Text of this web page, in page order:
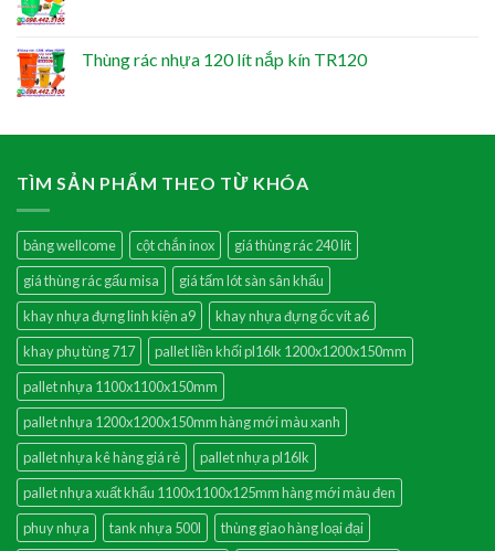
Thùng rác nhựa 120 lít nắp kín TR120
TÌM SẢN PHẨM THEO TỪ KHÓA
bảng wellcome cột chắn inox
giá thùng rác 240 lít
giá thùng rác gấu misa
giá tấm lót sàn sân khấu
khay nhựa đựng linh kiện a9
khay nhựa đựng ốc vít a6
khay phụ tùng 717
pallet liền khối pl16lk 1200x1200x150mm
pallet nhựa 1100x1100x150mm
pallet nhựa 1200x1200x150mm hàng mới màu xanh
pallet nhựa kê hàng giá rẻ
pallet nhựa pl16lk
pallet nhựa xuất khẩu 1100x1100x125mm hàng mới màu đen
phuy nhựa
tank nhựa 500l
thùng giao hàng loại đại